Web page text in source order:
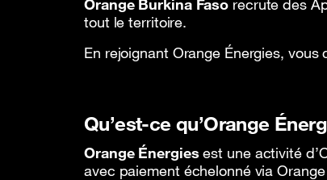
Orange Burkina Faso recrute des
tout le territoire.
En rejoignant Orange Énergies,
Qu’est-ce qu’Orange
Orange Énergies est une activité
avec paiement échelonné via